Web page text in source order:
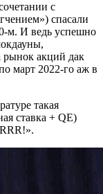
с
спасали
м. И ведь успешно
рынок акций дак
март 2022-го аж в
такая
ставка + QE)